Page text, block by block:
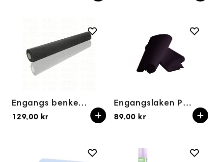
Engangs benkepapir i nonwoven ECONOMIC SOFT 80 cm × 50 m (svart)
129,00 kr
Engangslaken PP Nonwoven – Sort 215x100 cm 10 stk
89,00 kr